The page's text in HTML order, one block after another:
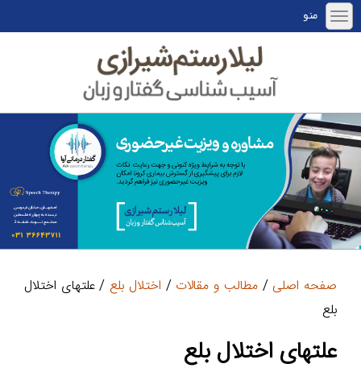
منو
صفحه اصلی /مطالب و مقالات / اختلال بلع/ علتهای اختلال
بلع
علتهای اختلال بلع